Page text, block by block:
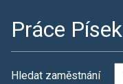
Práce Písek
Hledat zaměstnání